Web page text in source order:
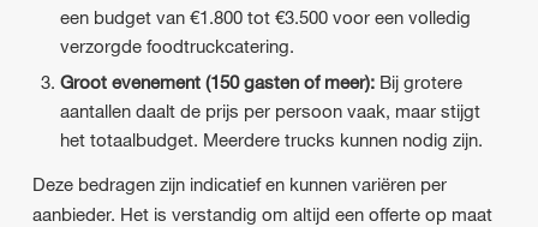
een budget van €1.800 tot €3.500 voor een volledig
verzorgde foodtruckcatering.
Groot evenement (150 gasten of meer):Bij grotere
aantallen daalt de prijs per persoon vaak, maar stijgt
het totaalbudget. Meerdere trucks kunnen nodig zijn.
Deze bedragen zijn indicatief en kunnen variëren per
aanbieder. Het is verstandig om altijd een offerte op maat